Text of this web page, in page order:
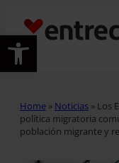
Abrir barra de
Home » Noticias » Los
política migratoria
población migrante y